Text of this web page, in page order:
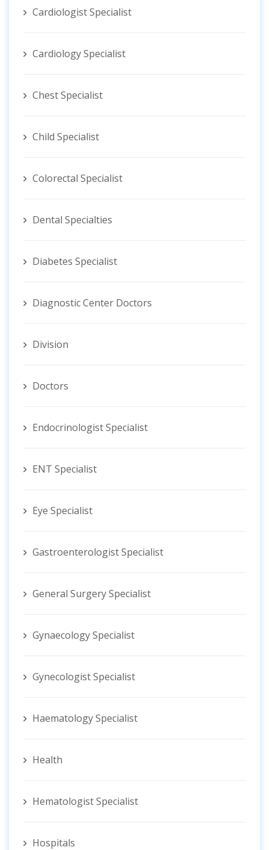
Cardiologist Specialist
Cardiology Specialist
Chest Specialist
Child Specialist
Colorectal Specialist
Dental Specialties
Diabetes Specialist
Diagnostic Center Doctors
Division
Doctors
Endocrinologist Specialist
ENT Specialist
Eye Specialist
Gastroenterologist Specialist
General Surgery Specialist
Gynaecology Specialist
Gynecologist ‍Specialist
Haematology Specialist
Health
Hematologist ‍Specialist
Hospitals